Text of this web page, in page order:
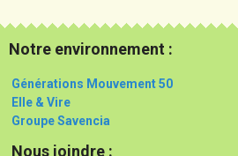
Notre environnement :
Générations Mouvement 50
Elle & Vire
Groupe Savencia
Nous joindre :